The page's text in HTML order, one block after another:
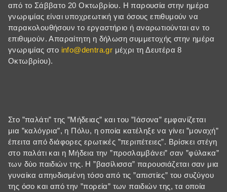
από το Σάββατο 20 Οκτωβρίου. Η παρουσία στην ημέρα
γνωριμίας είναι υποχρεωτική για όσους επιθυμούν να
παρακολουθήσουν το εργαστήριο ή αναρωτιούνται αν το
επιθυμούν. Απαραίτητη η δήλωση συμμετοχής στην ημέρα
γνωριμίας στο info@dentra.gr μέχρι τη Δευτέρα 8
Οκτωβρίου).
Στο ”παλάτι” της ”Μήδειας” και του ”Ιάσονα” εμφανίζεται
μια ”καλόγρια”, η Πόλυ, η οποία κατέληξε να γίνει ”μοναχή”
έπειτα από διάφορες ερωτικές ”περιπέτειες”. Βρίσκει στέγη
στο παλάτι και η Μήδεια την ”προσλαμβάνει” σαν ”φύλακα”
των δύο παιδιών της. Η ”βασίλισσα” παρουσιάζεται σαν μια
γυναίκα απηυδισμένη τόσο από τις ”απιστίες” του συζύγου
της όσο και από την ”πορεία” των παιδιών της, τα οποία